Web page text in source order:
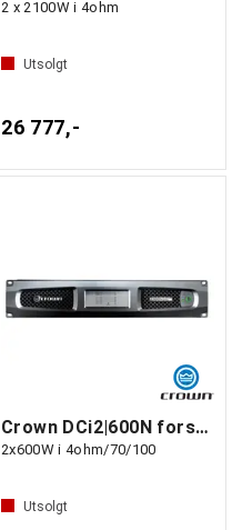
2 x 2100W i 4ohm
Utsolgt
26 777,-
Crown DCi2|600N forsterker m/BluLink
2x600W i 4ohm/70/100
Utsolgt